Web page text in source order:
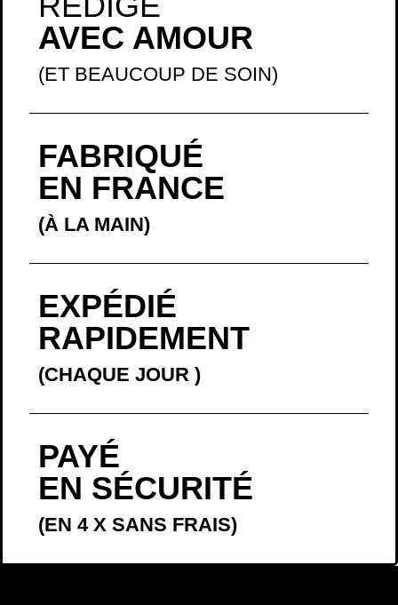
AVEC AMOUR
(ET BEAUCOUP DE SOIN)
FABRIQUÉ
EN FRANCE
(À LA MAIN)
EXPÉDIÉ
RAPIDEMENT
(CHAQUE JOUR )
PAYÉ
EN SÉCURITÉ
(EN 4 X SANS FRAIS)